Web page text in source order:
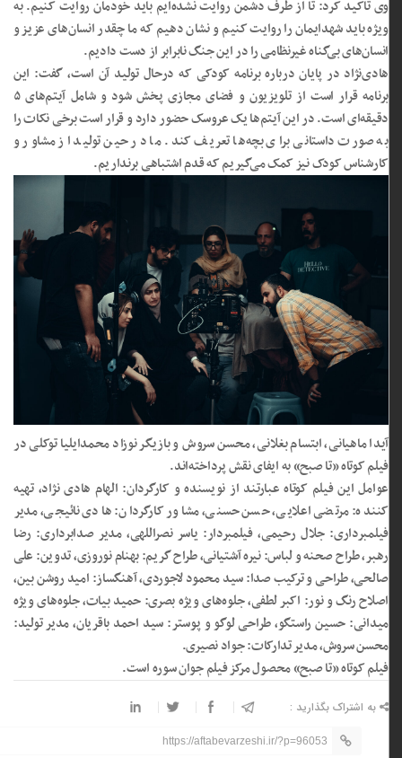
وی تاکید کرد: تا از طرف دشمن روایت نشده‌ایم باید خودمان روایت کنیم‌. به
ویژه باید شهدایمان را روایت کنیم و نشان دهیم که ما چقدر انسان‌های عزیز و
انسان‌های بی‌گناه غیرنظامی را در این جنگ نابرابر از دست دادیم.
هادی‌نژاد در پایان درباره برنامه کودکی که درحال تولید آن است، گفت: این
برنامه قرار است از تلویزیون و فضای مجازی پخش شود و شامل آیتم‌های ۵
دقیقه‌ای است. در این آیتم‌ها یک عروسک حضور دارد و قرار است برخی نکات را
به صورت داستانی برای بچه‌ها تعریف کند. ما در حین تولید از مشاور و
کارشناس کودک نیز کمک می‌گیریم که قدم اشتباهی برنداریم.
آیدا ماهیانی، ابتسام بغلانی، محسن سروش و بازیگر نوزاد محمدایلیا توکلی در
فیلم کوتاه «تا صبح» به ایفای نقش پرداخته‌اند.
عوامل این فیلم کوتاه عبارتند از نویسنده و کارگردان: الهام هادی نژاد، تهیه
کننده: مرتضی اعلایی، حسن حسنی، مشاور کارگردان: هادی نائیجی، مدیر
فیلمبرداری: جلال رحیمی، فیلمبردار: یاسر نصراللهی، مدیر صدابرداری: رضا
رهبر، طراح صحنه و لباس: نیره آشتیانی، طراح گریم: بهنام نوروزی، تدوین: علی
صالحی، طراحی و ترکیب صدا: سید محمود لاجوردی، آهنگساز: امید روشن بین،
اصلاح رنگ و نور: اکبر لطفی، جلوه‌های ویژه بصری: حمید بیات، جلوه‌های ویژه
میدانی: حسین راستگو، طراحی لوگو و پوستر: سید احمد باقریان، مدیر تولید:
محسن سروش، مدیر تدارکات: جواد نصیری.
فیلم کوتاه «تا صبح» محصول مرکز فیلم جوان سوره است.
به اشتراک بگذارید :
https://aftabevarzeshi.ir/?p=96053